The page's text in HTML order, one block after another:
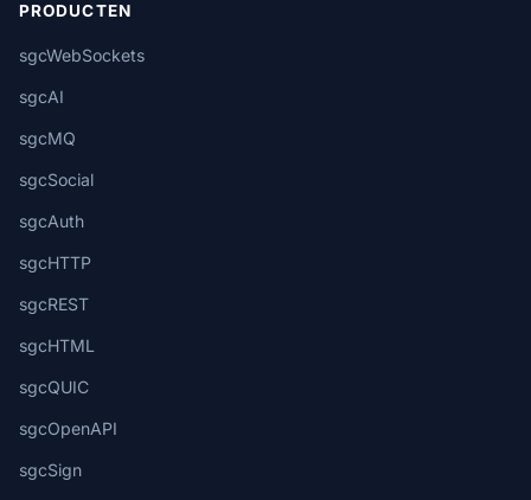
PRODUCTEN
sgcWebSockets
sgcAI
sgcMQ
sgcSocial
sgcAuth
sgcHTTP
sgcREST
sgcHTML
sgcQUIC
sgcOpenAPI
sgcSign